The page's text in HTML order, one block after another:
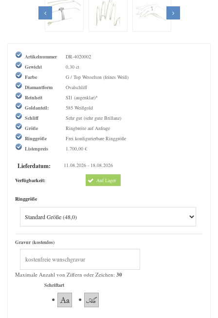
Artikelnummer
DR-4020002
Gewicht
0,30 ct
Farbe
G / Top Wesselton (feines Weiß)
Diamantform
Ovalschliff
Reinheit
SI1 (augenklar)*
Goldanteil:
585 Weißgold
Schliff
Sehr gut (sehr gute Brillanz)
Größe
Ringbreite auf Anfrage
Ringgröße
Frei konfigurierbare Ringgröße
Listenpreis
1.700,00 €
Lieferdatum: 11.08.2026 - 18.08.2026
Verfügbarkeit: Auf Lager
Ringgröße
Gravur (kostenlos)
Maximale Anzahl von Ziffern oder Zeichen: 30
Schriftart